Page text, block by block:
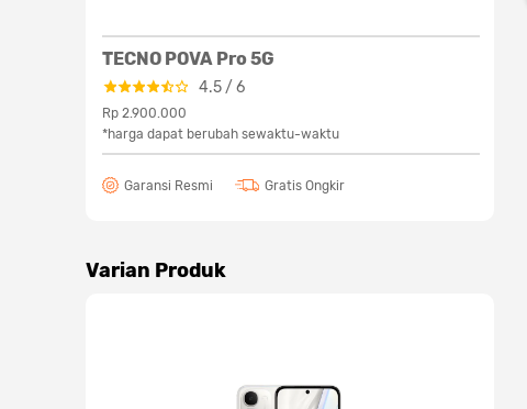
TECNO POVA Pro 5G
4.5/ 6
Rp 2.900.000
*harga dapat berubah sewaktu-waktu
Garansi Resmi Gratis Ongkir
Varian Produk